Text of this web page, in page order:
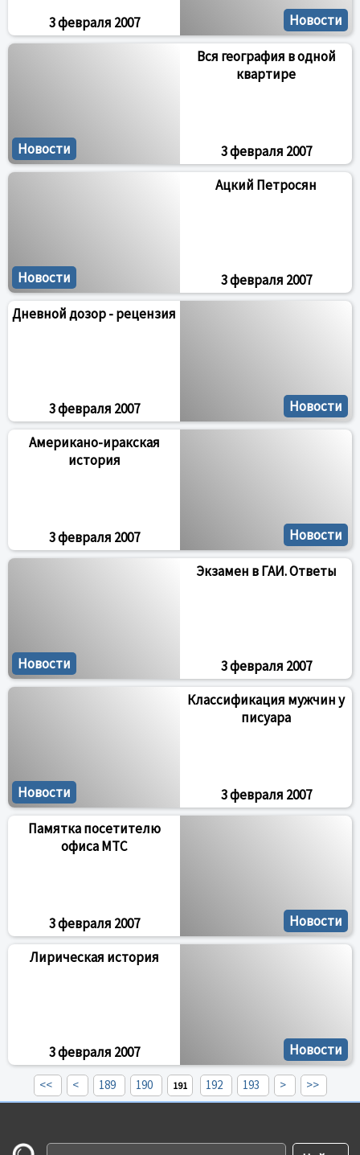
Новости
3 февраля 2007
Новости
Вся география в одной
квартире
3 февраля 2007
Новости
Ацкий Петросян
3 февраля 2007
Новости
Дневной дозор - рецензия
3 февраля 2007
Новости
Американо-иракская
история
3 февраля 2007
Новости
Экзамен в ГАИ. Ответы
3 февраля 2007
Новости
Классификация мужчин у
писуара
3 февраля 2007
Новости
Памятка посетителю
офиса МТС
3 февраля 2007
Новости
Лирическая история
3 февраля 2007
<< < 189 190 191 192 193 > >>